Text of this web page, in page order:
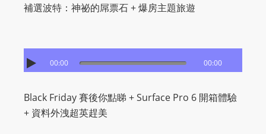
補選波特：神祕的屌票石 + 爆房主題旅遊
00:00 00:00
Black Friday 賽後你點睇 + Surface Pro 6 開箱體驗
+ 資料外洩超英趕美